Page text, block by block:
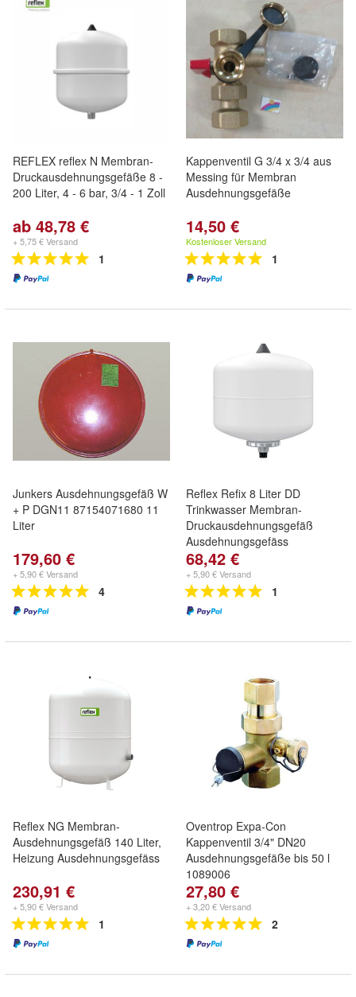
REFLEX reflex N Membran-
Druckausdehnungsgefäße 8 -
200 Liter, 4 - 6 bar, 3/4 - 1 Zoll
ab 48,78 €
+ 5,75 € Versand
1
Kappenventil G 3/4 x 3/4 aus
Messing für Membran
Ausdehnungsgefäße
14,50 €
Kostenloser Versand
1
Junkers Ausdehnungsgefäß W
+ P DGN11 87154071680 11
Liter
179,60 €
+ 5,90 € Versand
4
Reflex Refix 8 Liter DD
Trinkwasser Membran-
Druckausdehnungsgefäß
Ausdehnungsgefäss
68,42 €
+ 5,90 € Versand
1
Reflex NG Membran-
Ausdehnungsgefäß 140 Liter,
Heizung Ausdehnungsgefäss
230,91 €
+ 5,90 € Versand
1
Oventrop Expa-Con
Kappenventil 3/4" DN20
Ausdehnungsgefäße bis 50 l
1089006
27,80 €
+ 3,20 € Versand
2